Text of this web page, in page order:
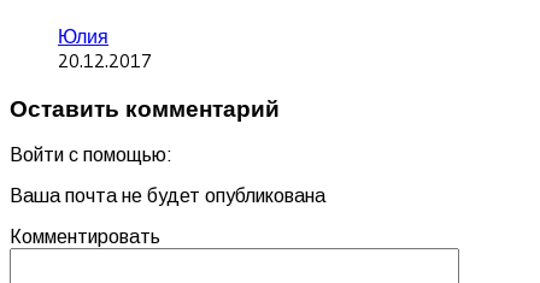
Юлия
20.12.2017
Оставить комментарий
Войти с помощью:
Ваша почта не будет опубликована
Комментировать